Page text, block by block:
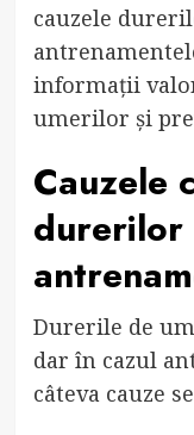
cauzele
informații
umerilor și
Cauzele
durerilor
Durerile de
dar în cazul
câteva cauze